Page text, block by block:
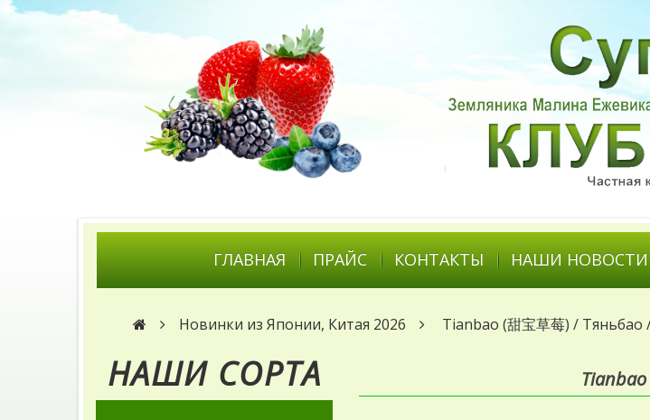
ГЛАВНАЯ ПРАЙС КОНТАКТЫ НАШИ НОВОСТИ
Новинки из Японии, Китая 2026 Tianbao (甜宝草莓) /
НАШИ СОРТА